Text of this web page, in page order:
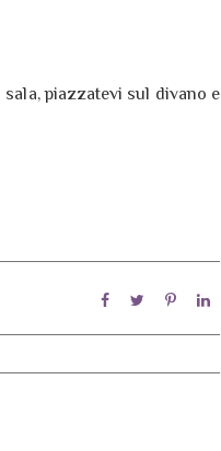
piazzatevi sul divano e